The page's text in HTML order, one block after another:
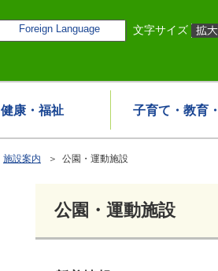
Foreign Language 文字サイズ
健康・福祉 子育て・教育
施設案内 ＞ 公園・運動施設
公園・運動施設